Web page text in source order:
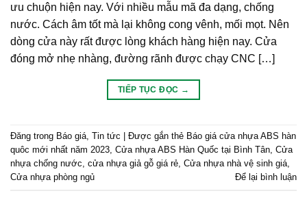
ưu chuộn hiện nay. Với nhiều mẫu mã đa dạng, chống
nước. Cách âm tốt mà lại không cong vênh, mối mọt. Nên
dòng cửa này rất được lòng khách hàng hiện nay. Cửa
đóng mở nhẹ nhàng, đường rãnh được chạy CNC […]
TIẾP TỤC ĐỌC →
Đăng trong Báo giá, Tin tức Được gắn thẻ Báo giá cửa nhựa ABS hàn
quôc mới nhất năm 2023, Cửa nhựa ABS Hàn Quốc tại Bình Tân, Cửa
nhựa chống nước, cửa nhựa giả gỗ giá rẻ, Cửa nhựa nhà vệ sinh giá,
Cửa nhựa phòng ngủ
Để lại bình luận